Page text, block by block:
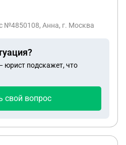
будут обстоять дела с
обязанный, на данный
по распределению 5 лет,
Находимся мы в
за восемь месяцев
знает, долго ребенок с
шансы на опеку, раздел
№4850108, Анна, г. Москва
юрист подскажет, что
свой вопрос